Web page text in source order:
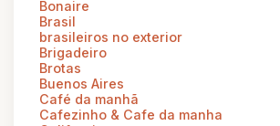
Bonaire
Brasil
brasileiros no exterior
Brigadeiro
Brotas
Buenos Aires
Café da manhã
Cafezinho & Cafe da manha